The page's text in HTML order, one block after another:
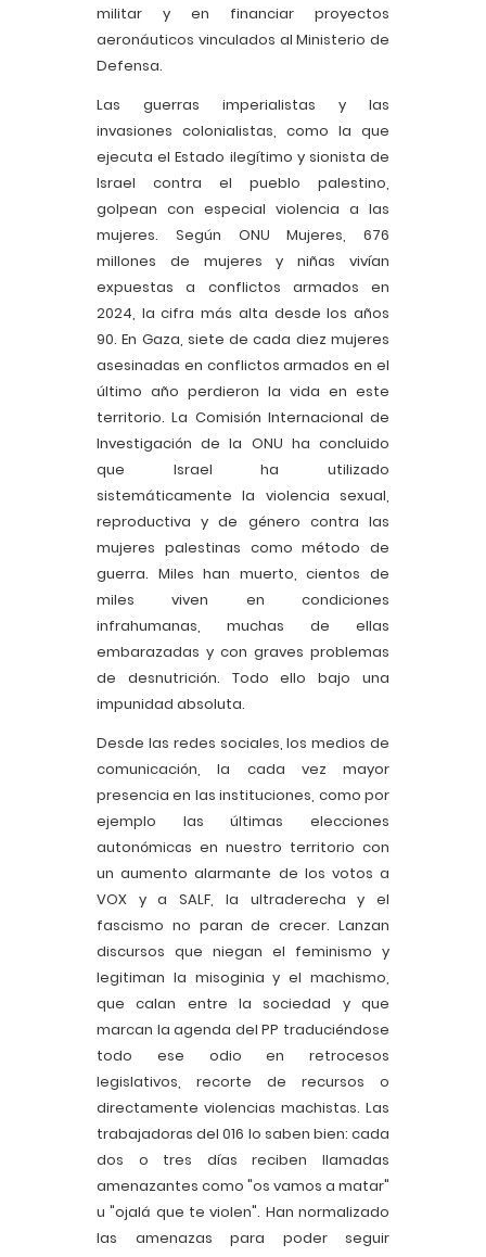
militar y en financiar proyectos
aeronáuticos vinculados al Ministerio de
Defensa.
Las guerras imperialistas y las
invasiones colonialistas, como la que
ejecuta el Estado ilegítimo y sionista de
Israel contra el pueblo palestino,
golpean con especial violencia a las
mujeres. Según ONU Mujeres, 676
millones de mujeres y niñas vivían
expuestas a conflictos armados en
2024, la cifra más alta desde los años
90. En Gaza, siete de cada diez mujeres
asesinadas en conflictos armados en el
último año perdieron la vida en este
territorio. La Comisión Internacional de
Investigación de la ONU ha concluido
que Israel ha utilizado
sistemáticamente la violencia sexual,
reproductiva y de género contra las
mujeres palestinas como método de
guerra. Miles han muerto, cientos de
miles viven en condiciones
infrahumanas, muchas de ellas
embarazadas y con graves problemas
de desnutrición. Todo ello bajo una
impunidad absoluta.
Desde las redes sociales, los medios de
comunicación, la cada vez mayor
presencia en las instituciones, como por
ejemplo las últimas elecciones
autonómicas en nuestro territorio con
un aumento alarmante de los votos a
VOX y a SALF, la ultraderecha y el
fascismo no paran de crecer. Lanzan
discursos que niegan el feminismo y
legitiman la misoginia y el machismo,
que calan entre la sociedad y que
marcan la agenda del PP traduciéndose
todo ese odio en retrocesos
legislativos, recorte de recursos o
directamente violencias machistas. Las
trabajadoras del 016 lo saben bien: cada
dos o tres días reciben llamadas
amenazantes como "os vamos a matar"
u "ojalá que te violen". Han normalizado
las amenazas para poder seguir